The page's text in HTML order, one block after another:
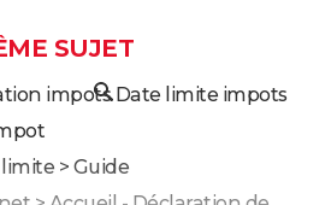
SUJET
impots Date limite impots
limite > Guide